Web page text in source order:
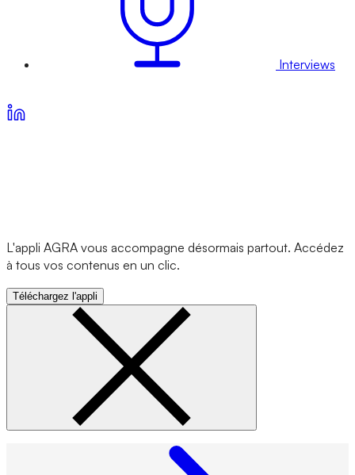
Interviews
L'appli AGRA vous accompagne désormais partout. Accédez
à tous vos contenus en un clic.
Téléchargez l'appli